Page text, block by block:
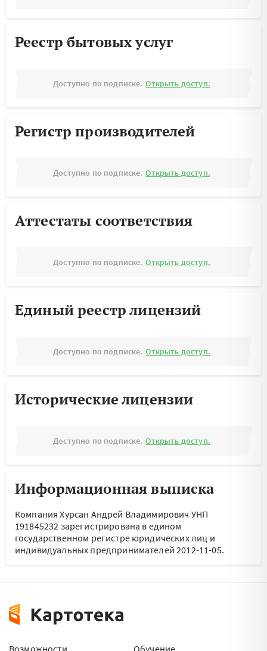
Реестр бытовых услуг
Доступно по подписке. Открыть доступ.
Регистр производителей
Доступно по подписке. Открыть доступ.
Аттестаты соответствия
Доступно по подписке. Открыть доступ.
Единый реестр лицензий
Доступно по подписке. Открыть доступ.
Исторические лицензии
Доступно по подписке. Открыть доступ.
Информационная выписка
Компания Хурсан Андрей Владимирович УНП
191845232 зарегистрирована в едином
государственном регистре юридических лиц и
индивидуальных предпринимателей 2012-11-05.
Возможности
Обучение